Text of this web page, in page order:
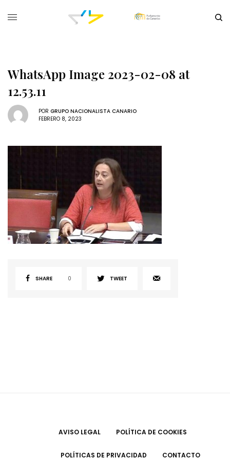
WhatsApp Image 2023-02-08 at
12.53.11
POR GRUPO NACIONALISTA CANARIO
FEBRERO 8, 2023
SHARE 0 TWEET
AVISO LEGAL POLÍTICA DE COOKIES
POLÍTICAS DE PRIVACIDAD CONTACTO